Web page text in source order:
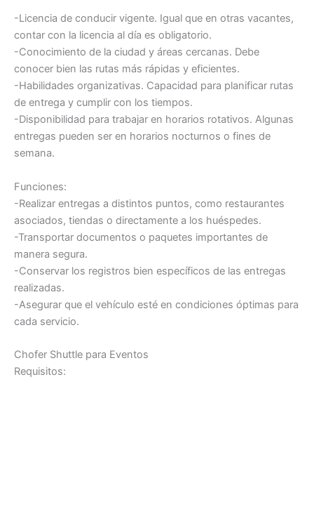
-Licencia de conducir vigente. Igual que en otras vacantes,
contar con la licencia al día es obligatorio.
-Conocimiento de la ciudad y áreas cercanas. Debe
conocer bien las rutas más rápidas y eficientes.
-Habilidades organizativas. Capacidad para planificar rutas
de entrega y cumplir con los tiempos.
-Disponibilidad para trabajar en horarios rotativos. Algunas
entregas pueden ser en horarios nocturnos o fines de
semana.
Funciones:
-Realizar entregas a distintos puntos, como restaurantes
asociados, tiendas o directamente a los huéspedes.
-Transportar documentos o paquetes importantes de
manera segura.
-Conservar los registros bien específicos de las entregas
realizadas.
-Asegurar que el vehículo esté en condiciones óptimas para
cada servicio.
Chofer Shuttle para Eventos
Requisitos: